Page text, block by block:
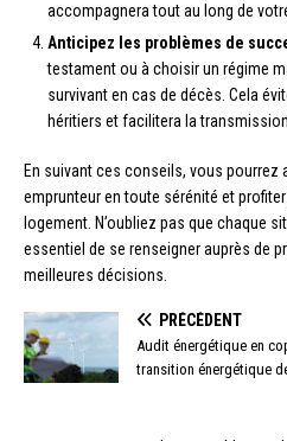
accompagnera tout au long de
Anticipez les problèmes de
testament ou à choisir un régime
survivant en cas de décès. Cela
héritiers et facilitera la
En suivant ces conseils, vous pourrez
emprunteur en toute sérénité et
logement. N’oubliez pas que chaque
essentiel de se renseigner auprès de
meilleures décisions.
PRÉCÉDENT
Audit énergétique en
transition énergétique